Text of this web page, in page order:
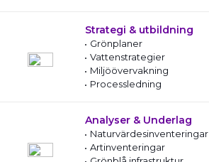
Strategi & utbildning
Grönplaner
Vattenstrategier
Miljöövervakning
Processledning
Analyser & Underlag
Naturvärdesinventeringar
Artinventeringar